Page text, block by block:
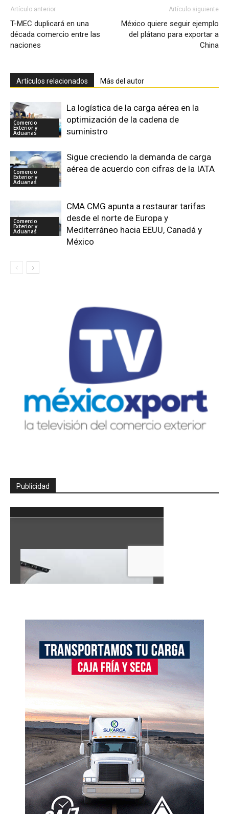
Artículo anterior
T-MEC duplicará en una
década comercio entre las
naciones
Artículo siguiente
México quiere seguir ejemplo
del plátano para exportar a
China
Artículos relacionados Más del autor
Comercio
Exterior y
Aduanas
La logística de la carga aérea en la
optimización de la cadena de
suministro
Comercio
Exterior y
Aduanas
Sigue creciendo la demanda de carga
aérea de acuerdo con cifras de la IATA
Comercio
Exterior y
Aduanas
CMA CMG apunta a restaurar tarifas
desde el norte de Europa y
Mediterráneo hacia EEUU, Canadá y
México
Publicidad